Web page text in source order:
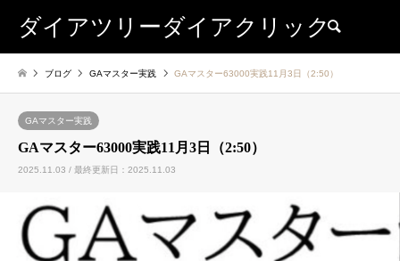
ダイアツリーダイアクリック
ブログ GAマスター実践 GAマスター63000実践11月3日（2:50）
GAマスター実践
GAマスター63000実践11月3日（2:50）
2025.11.03 / 最終更新日：2025.11.03